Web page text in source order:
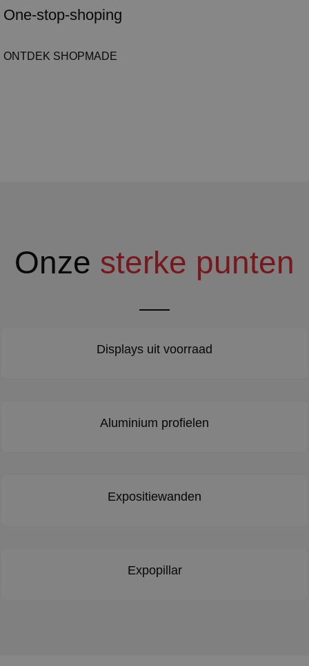
One-stop-shoping
ONTDEK SHOPMADE
Onze sterke punten
Displays uit voorraad
Aluminium profielen
Expositiewanden
Expopillar